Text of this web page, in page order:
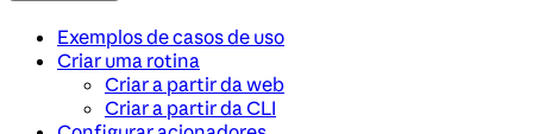
Exemplos de casos de uso
Criar uma rotina
Criar a partir da web
Criar a partir da CLI